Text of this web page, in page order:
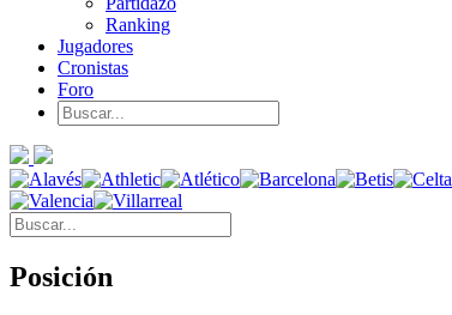
Ranking
Jugadores
Cronistas
Foro
Posición